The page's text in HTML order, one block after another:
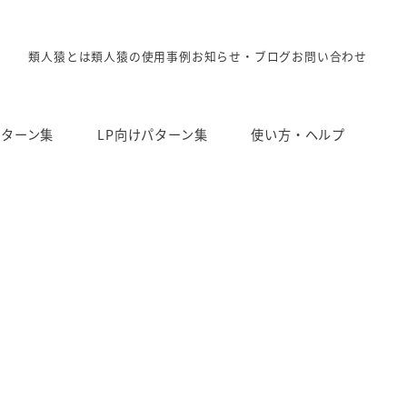
類人猿とは類人猿の使用事例お知らせ・ブログお問い合わせ
ーン集 LP向けパターン集 使い方・ヘルプ